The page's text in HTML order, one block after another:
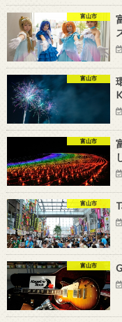
富山市
富山市
富山市
富山市
富山市